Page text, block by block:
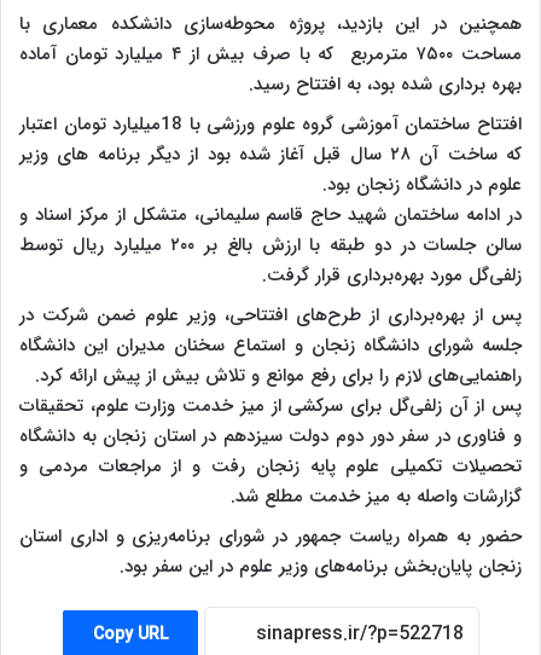
همچنین در این بازدید، پروژه محوطه‌سازی دانشکده معماری با
مساحت ۷۵۰۰ مترمربع که با صرف بیش از ۴ میلیارد تومان آماده
بهره برداری شده بود، به افتتاح رسید.
افتتاح ساختمان آموزشی گروه علوم ورزشی با 18میلیارد تومان اعتبار
که ساخت آن ۲۸ سال قبل آغاز شده بود از دیگر برنامه های وزیر
علوم در دانشگاه زنجان بود.
در ادامه ساختمان شهید حاج قاسم سلیمانی، متشکل از مرکز اسناد و
سالن جلسات در دو طبقه با ارزش بالغ بر ۲۰۰ میلیارد ریال توسط
زلفی‌گل مورد بهره‌برداری قرار گرفت.
پس از بهره‌برداری از طرح‌های افتتاحی، وزیر علوم ضمن شرکت در
جلسه شورای دانشگاه زنجان و استماع سخنان مدیران این دانشگاه
راهنمایی‌های لازم را برای رفع موانع و تلاش بیش از پیش ارائه کرد.
پس از آن زلفی‌گل برای سرکشی از میز خدمت وزارت علوم، تحقیقات
و فناوری در سفر دور دوم دولت سیزدهم در استان زنجان به دانشگاه
تحصیلات تکمیلی علوم پایه زنجان رفت و از مراجعات مردمی و
گزارشات واصله به میز خدمت مطلع شد.
حضور به همراه ریاست جمهور در شورای برنامه‌ریزی و اداری استان
زنجان پایان‌بخش برنامه‌های وزیر علوم در این سفر بود.
Copy URL